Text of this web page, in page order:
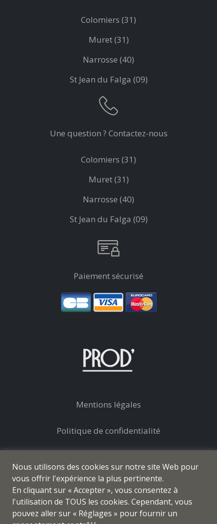
Colomiers (31)
Muret (31)
Narrosse (40)
St Jean du Falga (09)
Une question ? Contactez-nous
Colomiers (31)
Muret (31)
Narrosse (40)
St Jean du Falga (09)
Paiement sécurisé
Mentions légales
Politique de confidentialité
© prod-coiffure.com - Tous droits réservés
Nous utilisons des cookies sur notre site Web pour
vous offrir l'expérience la plus pertinente.
En cliquant sur « Accepter », vous consentez à
l'utilisation de TOUS les cookies. Cependant, vous
pouvez aller sur « Réglages » pour fournir un